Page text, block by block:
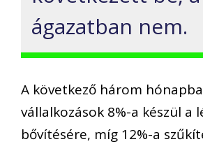
ágazatban nem.
A következő három
vállalkozások 8%-a készül a
bővítésére, míg 12%-a